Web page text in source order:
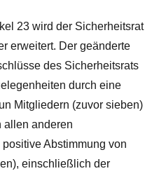
23 wird der Sicherheitsrat
erweitert. Der geänderte
des Sicherheitsrats
durch eine
Mitgliedern (zuvor sieben)
allen anderen
Abstimmung von
einschließlich der